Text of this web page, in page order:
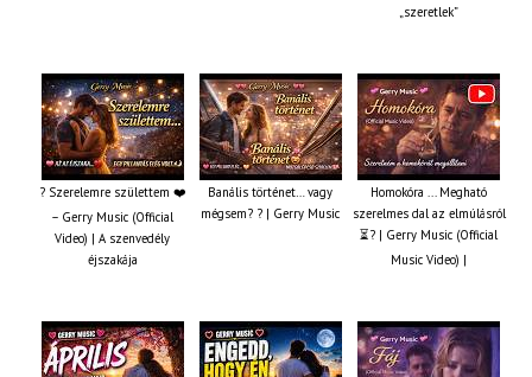
„szeretlek”
? Szerelemre születtem ❤️
– Gerry Music (Official
Video) | A szenvedély
éjszakája
Banális történet… vagy
mégsem? ? | Gerry Music
Homokóra ... Megható
szerelmes dal az elmúlásról
⏳? | Gerry Music (Official
Music Video) |